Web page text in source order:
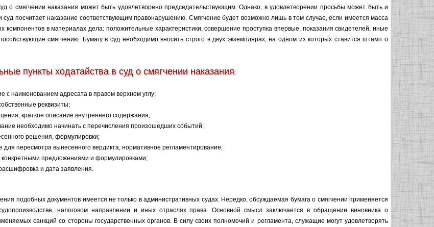
о смягчении наказания может быть удовлетворено председательствующим. Однако, в удовлетворении просьбы может быть и
суд посчитает наказание соответствующим правонарушению. Смягчение будет возможно лишь в том случае, если имеется масса
компонентов в материалах дела: положительные характеристики, совершение проступка впервые, показания свидетелей, иные
смягчению. Бумагу в суд необходимо вносить строго в двух экземплярах, на одном из которых ставится штамп о
пункты ходатайства в суд о смягчении наказания:
с наименованием адресата в правом верхнем углу;
реквизиты;
краткое описание внутреннего содержания;
необходимо начинать с перечисления произошедших событий;
решения, формулировки;
для пересмотра вынесенного вердикта, нормативное регламентирование;
конкретными предложениями и формулировками;
и дата заявления.
подобных документов имеется не только в административных судах. Нередко, обсуждаемая бумага о смягчении применяется
налоговом направлении и иных отраслях права. Основной смысл заключается в обращении виновника о
санкций со стороны государственных органов. В силу своих полномочий и регламента, служащие могут удовлетворять